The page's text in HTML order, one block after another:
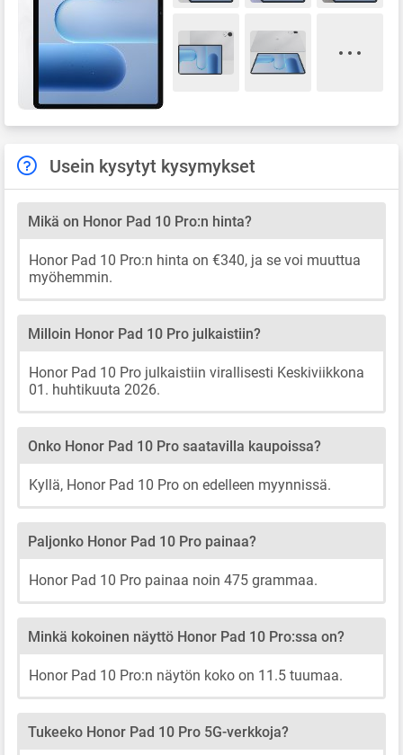
Usein kysytyt kysymykset
Mikä on Honor Pad 10 Pro:n hinta?
Honor Pad 10 Pro:n hinta on €340, ja se voi muuttua
myöhemmin.
Milloin Honor Pad 10 Pro julkaistiin?
Honor Pad 10 Pro julkaistiin virallisesti Keskiviikkona
01. huhtikuuta 2026.
Onko Honor Pad 10 Pro saatavilla kaupoissa?
Kyllä, Honor Pad 10 Pro on edelleen myynnissä.
Paljonko Honor Pad 10 Pro painaa?
Honor Pad 10 Pro painaa noin 475 grammaa.
Minkä kokoinen näyttö Honor Pad 10 Pro:ssa on?
Honor Pad 10 Pro:n näytön koko on 11.5 tuumaa.
Tukeeko Honor Pad 10 Pro 5G-verkkoja?